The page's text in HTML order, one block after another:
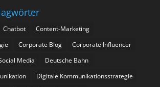
Chatbot
Content-Marketing
Corporate Blog
Corporate Influencer
Media
Deutsche Bahn
Digitale Kommunikationsstrategie